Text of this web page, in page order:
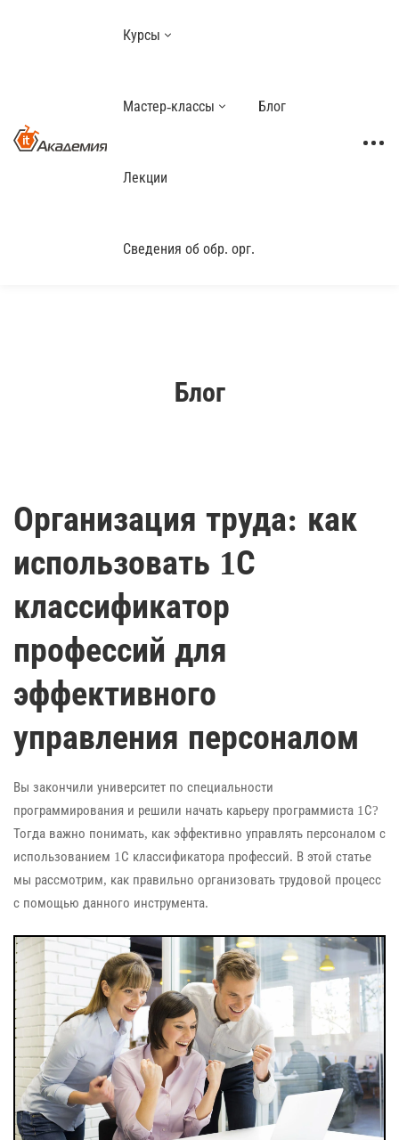
Курсы
Мастер-классы Блог
Лекции
Сведения об обр. орг.
Блог
Организация труда: как
использовать 1С
классификатор
профессий для
эффективного
управления персоналом
Вы закончили университет по специальности
программирования и решили начать карьеру программиста 1С?
Тогда важно понимать, как эффективно управлять персоналом с
использованием 1С классификатора профессий. В этой статье
мы рассмотрим, как правильно организовать трудовой процесс
с помощью данного инструмента.